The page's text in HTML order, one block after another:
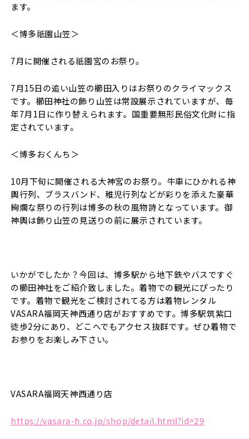
ます。
＜博多祇園山笠＞
7月に開催される祇園宮のお祭り。
7月15日の追い山笠の櫛田入りはお祭りのクライマックス
です。櫛田神社の飾り山笠は常設展示されていますが、毎
年7月1日に作り替えられます。国重要無形民俗文化財に指
定されています。
＜博多おくんち＞
10月下旬に開催される大神宮のお祭り。牛車にひかれる神
輿行列、ブラスバンド、稚児行列などが彩りを添えた豪華
絢爛な祭りの行列は博多の秋の風物詩となっています。御
神輿は飾り山笠の見送りの前に展示されています。
いかがでしたか？今回は、博多駅から地下鉄やバスですぐ
の櫛田神社をご紹介致しました。着物での観光にぴったり
です。着物で観光をご検討されてる方は着物レンタル
VASARA福岡天神西通り店がおすすめです。博多駅筑紫口
徒歩2分にあり、どこへでもアクセス抜群です。ぜひ着物で
お参りをお楽しみ下さい。
VASARA福岡天神西通り店
https://vasara-h.co.jp/shop/detail.html?id=29